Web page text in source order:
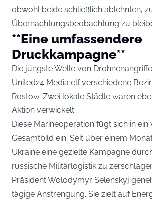
obwohl beide schließlich ablehnten,
Übernachtungsbeobachtung zu
**Eine umfassendere
Druckkampagne**
Die jüngste Welle von
United24 Media elf verschiedene
Rostow. Zwei lokale Städte waren
Aktion verwickelt.
Diese Marineoperation fügt sich in ein
Gesamtbild ein. Seit über einem
Ukraine eine gezielte Kampagne
russische Militärlogistik zu
Präsident Wolodymyr Selenskyj
tägige Anstrengung. Sie zielt auf